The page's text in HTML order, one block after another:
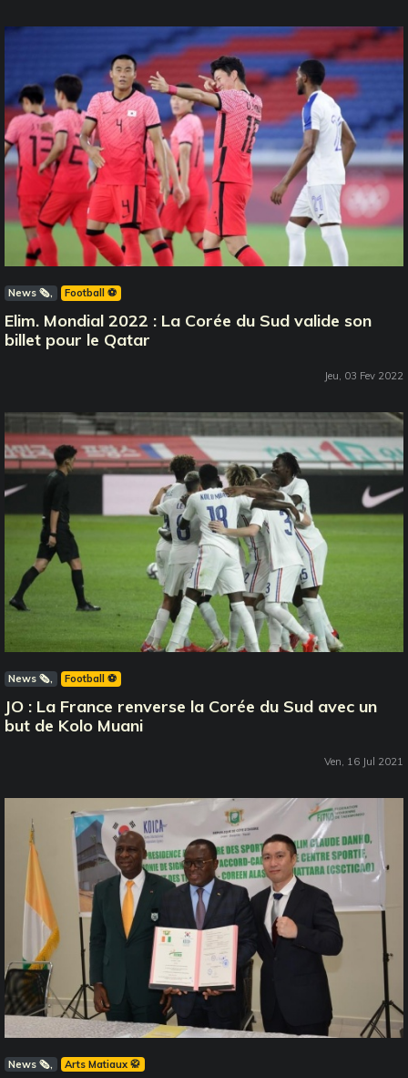
News 🗞️ Football ⚽️
Elim. Mondial 2022 : La Corée du Sud valide son
billet pour le Qatar
Jeu, 03 Fev 2022
News 🗞️ Football ⚽️
JO : La France renverse la Corée du Sud avec un
but de Kolo Muani
Ven, 16 Jul 2021
News 🗞️ Arts Matiaux 🥋